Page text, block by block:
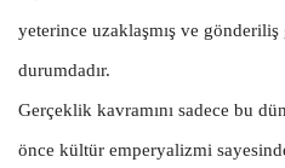
yeterince uzaklaşmış ve
durumdadır.
Gerçeklik kavramını sadece bu
önce kültür emperyalizmi